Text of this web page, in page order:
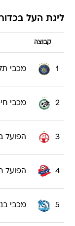
ליגת העל בכדורגל
קבוצה
1 מכבי
2 מכבי
3 הפועל
4 הפועל
5 מכבי